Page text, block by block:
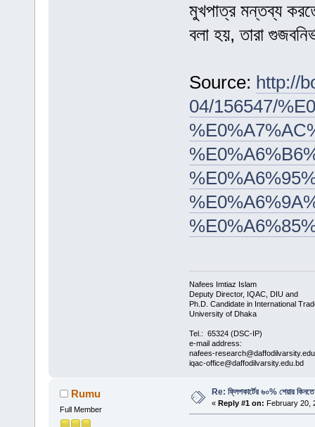
মুখপাত্র মন্তব্য
বলা হয়, তারা
Source: http://
04/156547/
Nafees Imtiaz Islam
Deputy Director, IQAC, DIU and
Ph.D. Candidate in International
University of Dhaka
Tel.: 65324 (DSC-IP)
e-mail address:
nafees-
iqac-office@daffodilvarsity.edu.bd
Rumu
Full Member
Re: ফ্লিপকার্টের ৬০% শেয়ার কিনতে
« Reply #1 on: February 20,